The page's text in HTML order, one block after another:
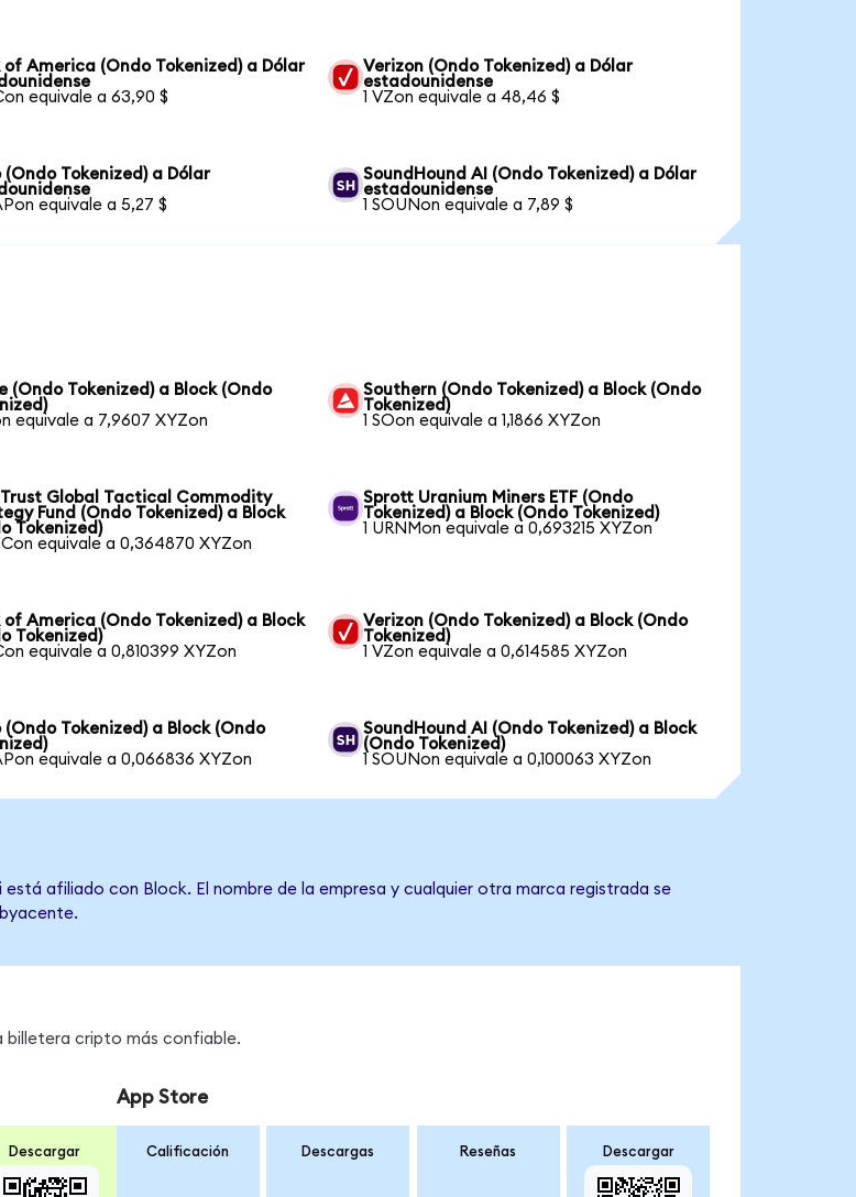
of America (Ondo Tokenized) a Dólar
equivale a 63,90 $
Verizon (Ondo Tokenized) a Dólar
estadounidense
1 VZon equivale a 48,46 $
(Ondo Tokenized) a Dólar
equivale a 5,27 $
SoundHound AI (Ondo Tokenized) a Dólar
estadounidense
1 SOUNon equivale a 7,89 $
(Ondo Tokenized) a Block (Ondo
equivale a 7,9607 XYZon
Southern (Ondo Tokenized) a Block (Ondo
Tokenized)
1 SOon equivale a 1,1866 XYZon
Trust Global Tactical Commodity
Fund (Ondo Tokenized) a Block
Tokenized)
equivale a 0,364870 XYZon
Sprott Uranium Miners ETF (Ondo
Tokenized) a Block (Ondo Tokenized)
1 URNMon equivale a 0,693215 XYZon
of America (Ondo Tokenized) a Block
Tokenized)
equivale a 0,810399 XYZon
Verizon (Ondo Tokenized) a Block (Ondo
Tokenized)
1 VZon equivale a 0,614585 XYZon
(Ondo Tokenized) a Block (Ondo
equivale a 0,066836 XYZon
SoundHound AI (Ondo Tokenized) a Block
(Ondo Tokenized)
1 SOUNon equivale a 0,100063 XYZon
afiliado con Block. El nombre de la empresa y cualquier otra marca registrada se
billetera cripto más confiable.
Descargar
App Store
Calificación Descargas Reseñas Descargar